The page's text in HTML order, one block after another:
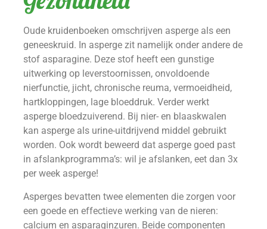
Oude kruidenboeken omschrijven asperge als een
geneeskruid. In asperge zit namelijk onder andere de
stof asparagine. Deze stof heeft een gunstige
uitwerking op leverstoornissen, onvoldoende
nierfunctie, jicht, chronische reuma, vermoeidheid,
hartkloppingen, lage bloeddruk. Verder werkt
asperge bloedzuiverend. Bij nier- en blaaskwalen
kan asperge als urine-uitdrijvend middel gebruikt
worden. Ook wordt beweerd dat asperge goed past
in afslankprogramma’s: wil je afslanken, eet dan 3x
per week asperge!
Asperges bevatten twee elementen die zorgen voor
een goede en effectieve werking van de nieren:
calcium en asparaginzuren. Beide componenten